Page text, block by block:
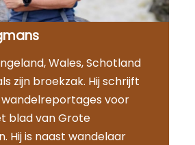
Wales, Schotland
zijn broekzak. Hij schrijft
voor
blad van Grote
Hij is naast wandelaar